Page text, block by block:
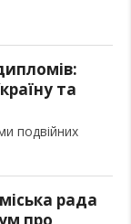
та
подвійних
рада